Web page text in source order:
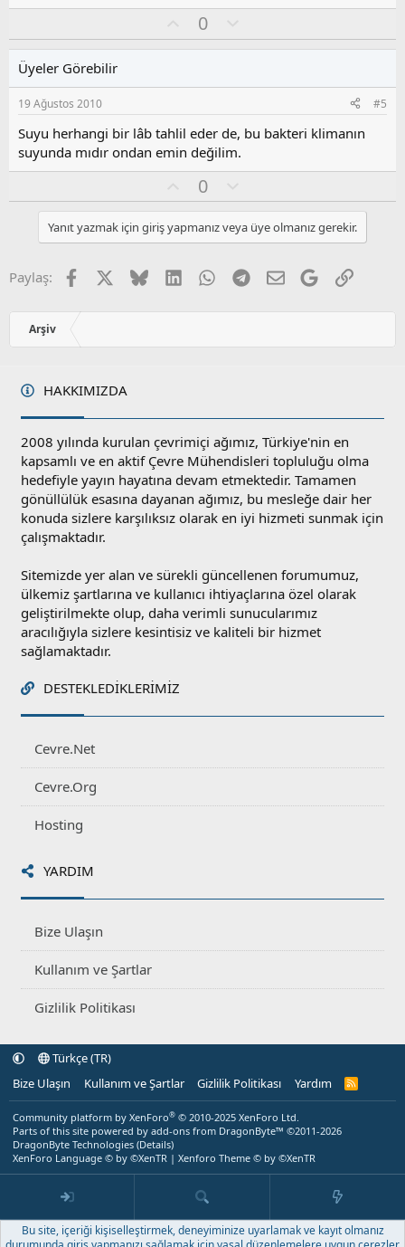
y
0
l
s
u
z
y
a
Üyeler Görebilir
19 Ağustos 2010 #5
Suyu herhangi bir lâb tahlil eder de, bu bakteri klimanın
suyunda mıdır ondan emin değilim.
y
l
a
0
l
u
m
u
z
o
l
Yanıt yazmak için giriş yapmanız veya üye olmanız gerekir.
Paylaş: Facebook BlueskyLinkedInWhatsApp
Telegram
E-postaGoogleLink
Arşiv
HAKKIMIZDA
2008 yılında kurulan çevrimiçi ağımız, Türkiye'nin en
kapsamlı ve en aktif Çevre Mühendisleri topluluğu olma
hedefiyle yayın hayatına devam etmektedir. Tamamen
gönüllülük esasına dayanan ağımız, bu mesleğe dair her
konuda sizlere karşılıksız olarak en iyi hizmeti sunmak için
çalışmaktadır.
Sitemizde yer alan ve sürekli güncellenen forumumuz,
ülkemiz şartlarına ve kullanıcı ihtiyaçlarına özel olarak
geliştirilmekte olup, daha verimli sunucularımız
aracılığıyla sizlere kesintisiz ve kaliteli bir hizmet
sağlamaktadır.
DESTEKLEDIKLERIMIZ
Cevre.Net
Cevre.Org
Hosting
YARDIM
Bize Ulaşın
Kullanım ve Şartlar
Gizlilik Politikası
Türkçe (TR)
Bize Ulaşın
Kullanım ve Şartlar Gizlilik Politikası Yardım
R
Community platform by XenForo® © 2010-2025 XenForo Ltd.
Parts of this site powered by add-ons from DragonByte™ ©2011-2026
DragonByte Technologies (Details)
XenForo Language © by ©XenTR | Xenforo Theme © by ©XenTR
Bu site, içeriği kişiselleştirmek, deneyiminize uyarlamak ve kayıt olmanız